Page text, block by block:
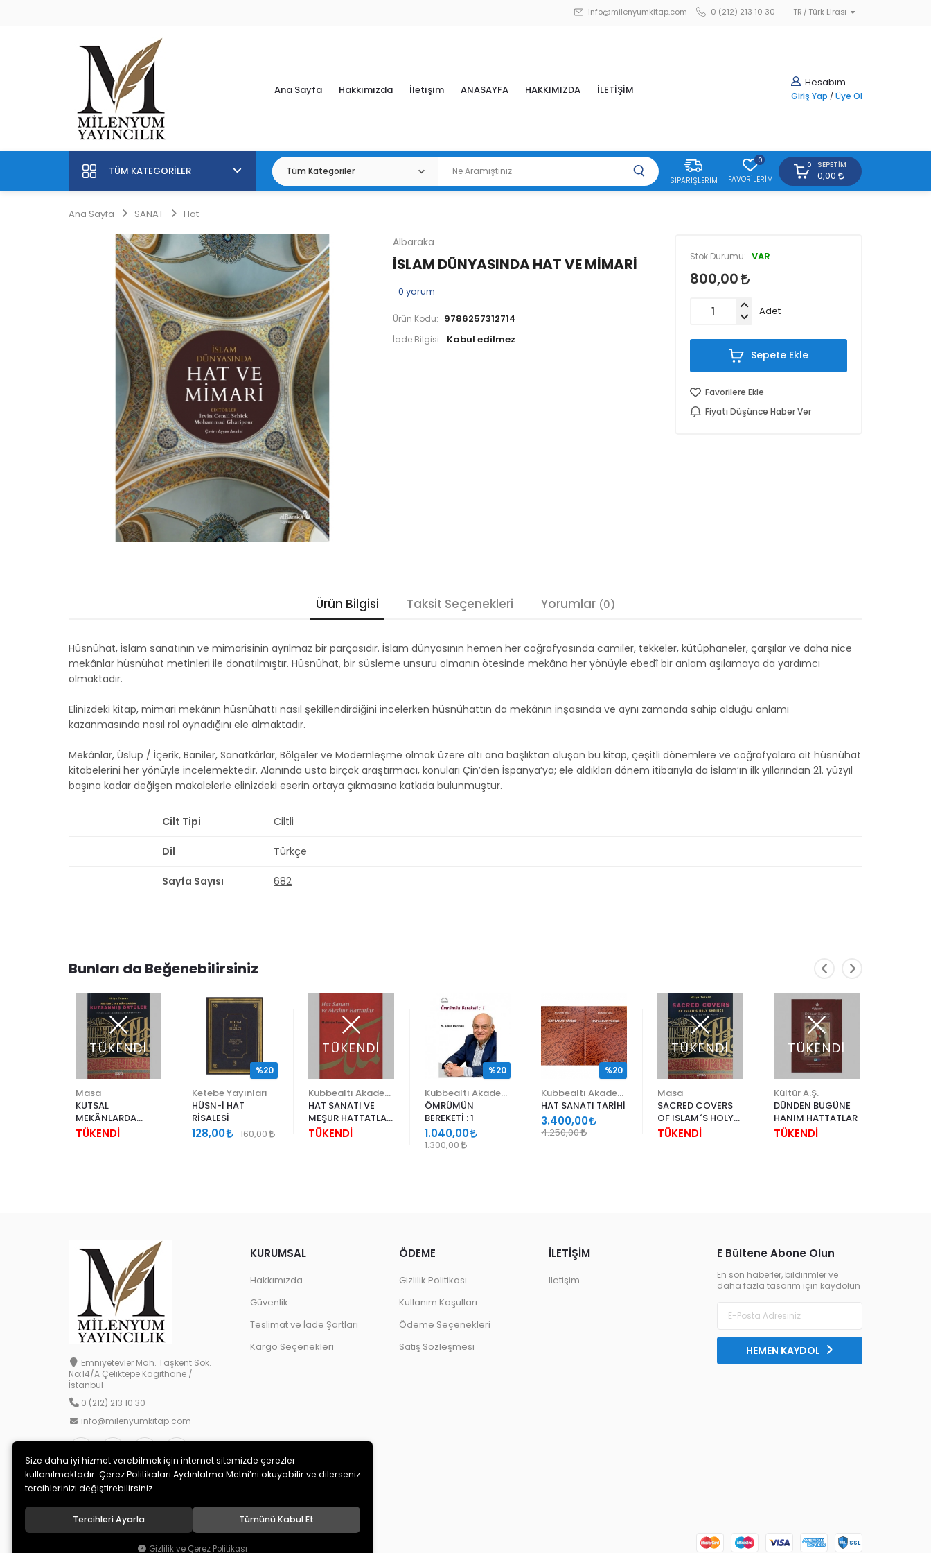
TR Türk Lirası
info@milenyumkitap.com 0 (212) 213 10 30
Hesabım
Giriş Yap / Üye Ol
Ana Sayfa Hakkımızda İletişim ANASAYFA HAKKIMIZDA İLETİŞİM
TÜM KATEGORILER
SIPARIŞLERIM
0
FAVORILERIM
0 SEPETIM
0,00
Ana Sayfa SANAT Hat
Albaraka
İSLAM DÜNYASINDA HAT VE MİMARİ
0 yorum
Ürün Kodu: 9786257312714
İade Bilgisi:
Stok Durumu: VAR
800,00
Adet
Sepete Ekle
Favorilere Ekle
Fiyatı Düşünce Haber Ver
Ürün Bilgisi Taksit Seçenekleri Yorumlar (0)
Hüsnühat, İslam sanatının ve mimarisinin ayrılmaz bir parçasıdır. İslam dünyasının hemen her coğrafyasında camiler, tekkeler, kütüphaneler, çarşılar ve daha nice
mekânlar hüsnühat metinleri ile donatılmıştır. Hüsnühat, bir süsleme unsuru olmanın ötesinde mekâna her yönüyle ebedî bir anlam aşılamaya da yardımcı
olmaktadır.
Elinizdeki kitap, mimari mekânın hüsnühattı nasıl şekillendirdiğini incelerken hüsnühattın da mekânın inşasında ve aynı zamanda sahip olduğu anlamı
kazanmasında nasıl rol oynadığını ele almaktadır.
Mekânlar, Üslup / İçerik, Baniler, Sanatkârlar, Bölgeler ve Modernleşme olmak üzere altı ana başlıktan oluşan bu kitap, çeşitli dönemlere ve coğrafyalara ait hüsnühat
kitabelerini her yönüyle incelemektedir. Alanında usta birçok araştırmacı, konuları Çin’den İspanya’ya; ele aldıkları dönem itibarıyla da İslam’ın ilk yıllarından 21. yüzyıl
başına kadar değişen makalelerle elinizdeki eserin ortaya çıkmasına katkıda bulunmuştur.
Cilt Tipi Ciltli
Dil Türkçe
Sayfa Sayısı 682
Bunları da Beğenebilirsiniz
TÜKENDİ
Masa
KUTSAL
MEKÂNLARDA
KUTSANMIŞ
TÜKENDİ
Ketebe Yayınları
HÜSN-İ HAT
RİSALESİ
128,00 160,00
%20
TÜKENDİ
HAT SANATI VE
MEŞUR HATTATLAR
(CİLTSİZ)
TÜKENDİ
ÖMRÜMÜN
BEREKETİ : 1
1.040,00
1.300,00
%20
HAT SANATI TARİHİ
3.400,00
4.250,00
%20
TÜKENDİ
Masa
SACRED COVERS
OF ISLAM´S HOLY
SHRINES
TÜKENDİ
TÜKENDİ
Kültür A.Ş.
DÜNDEN BUGÜNE
HANIM HATTATLAR
TÜKENDİ
Emniyetevler Mah. Taşkent Sok.
No:14/A Çeliktepe Kağıthane /
İstanbul
0 (212) 213 10 30
info@milenyumkitap.com
E Bültene Abone Olun
En son haberler, bildirimler ve
daha fazla tasarım için kaydolun
HEMEN KAYDOL
KURUMSAL
Hakkımızda
Güvenlik
Teslimat ve İade Şartları
Kargo Seçenekleri
ÖDEME
Gizlilik Politikası
Kullanım Koşulları
Ödeme Seçenekleri
Satış Sözleşmesi
İLETİŞİM
İletişim
Size daha iyi hizmet verebilmek için internet sitemizde çerezler
kullanılmaktadır. Çerez Politikaları Aydınlatma Metni’ni okuyabilir ve dilerseniz
tercihlerinizi değiştirebilirsiniz.
Tercihleri Ayarla Tümünü Kabul Et
Gizlilik ve Çerez Politikası